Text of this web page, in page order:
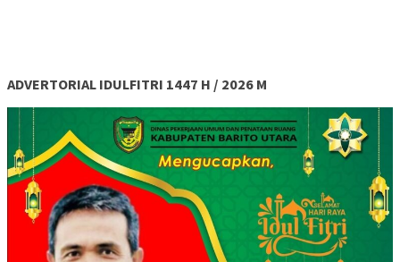
ADVERTORIAL IDULFITRI 1447 H / 2026 M